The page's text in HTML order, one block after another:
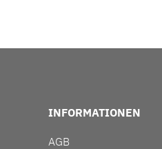
INFORMATIONEN
AGB